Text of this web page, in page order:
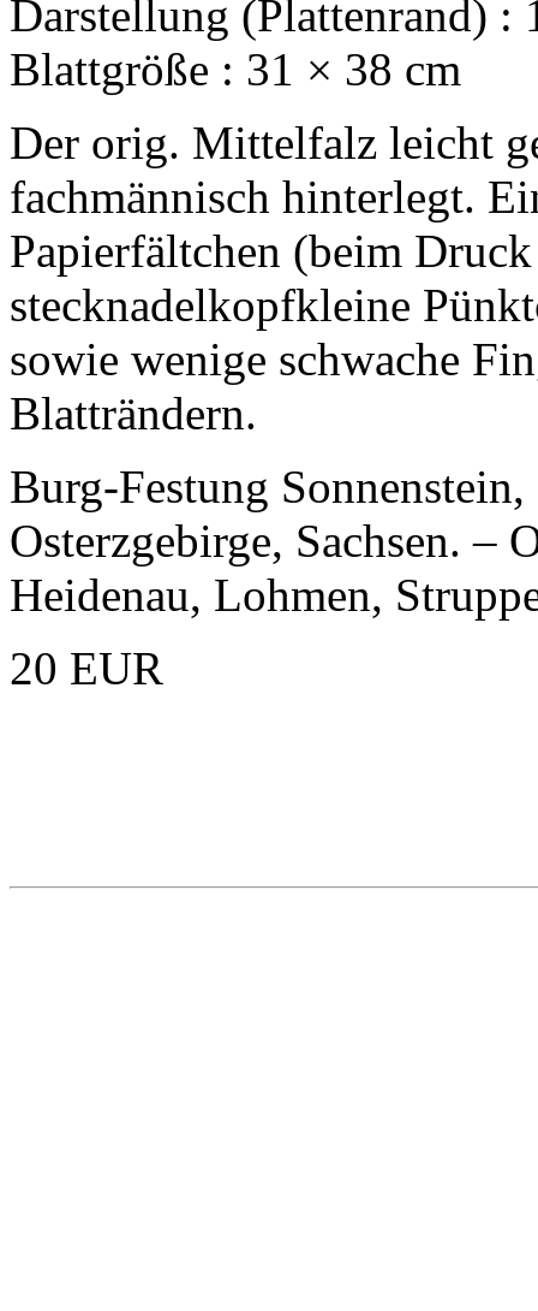
Darstellung (Plattenrand) :
Blattgröße : 31 × 38 cm
Der orig. Mittelfalz leicht
fachmännisch hinterlegt.
Papierfältchen (beim
stecknadelkopfkleine
sowie wenige schwache
Blatträndern.
Burg-Festung
Osterzgebirge, Sachsen. –
Heidenau, Lohmen,
20 EUR